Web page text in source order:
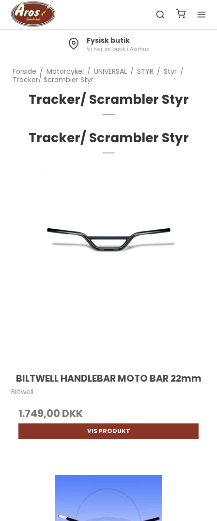
Fragt 49kr.
Gratis til pakkeshop ved køb over 1300kr.
Forside / Motorcykel / UNIVERSAL / STYR / Styr /
Tracker/ Scrambler Styr
Tracker/ Scrambler Styr
Tracker/ Scrambler Styr
BILTWELL HANDLEBAR MOTO BAR 22mm
Biltwell
1.749,00 DKK
VIS PRODUKT